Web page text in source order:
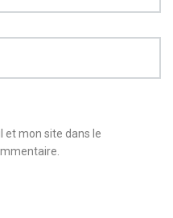
et mon site dans le